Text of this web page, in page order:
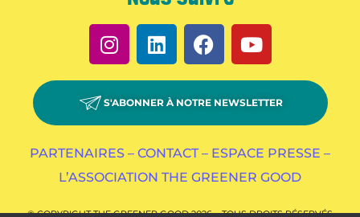
S'ABONNER À NOTRE NEWSLETTER
PARTENAIRES – CONTACT – ESPACE PRESSE –
L’ASSOCIATION THE GREENER GOOD
© COPYRIGHT THE GREENER GOOD 2026 – TOUS DROITS RÉSERVÉS